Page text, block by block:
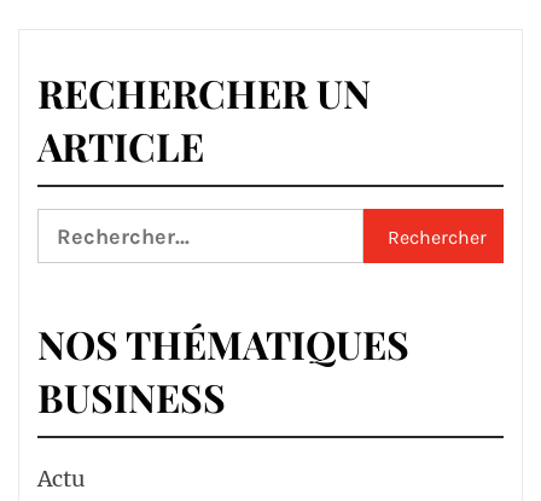
RECHERCHER UN
ARTICLE
Rechercher :
NOS THÉMATIQUES
BUSINESS
Actu